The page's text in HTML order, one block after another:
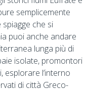
semplicemente
che si
puoi anche andare
lunga più di
isolate, promontori
esplorare l’interno
di città Greco-